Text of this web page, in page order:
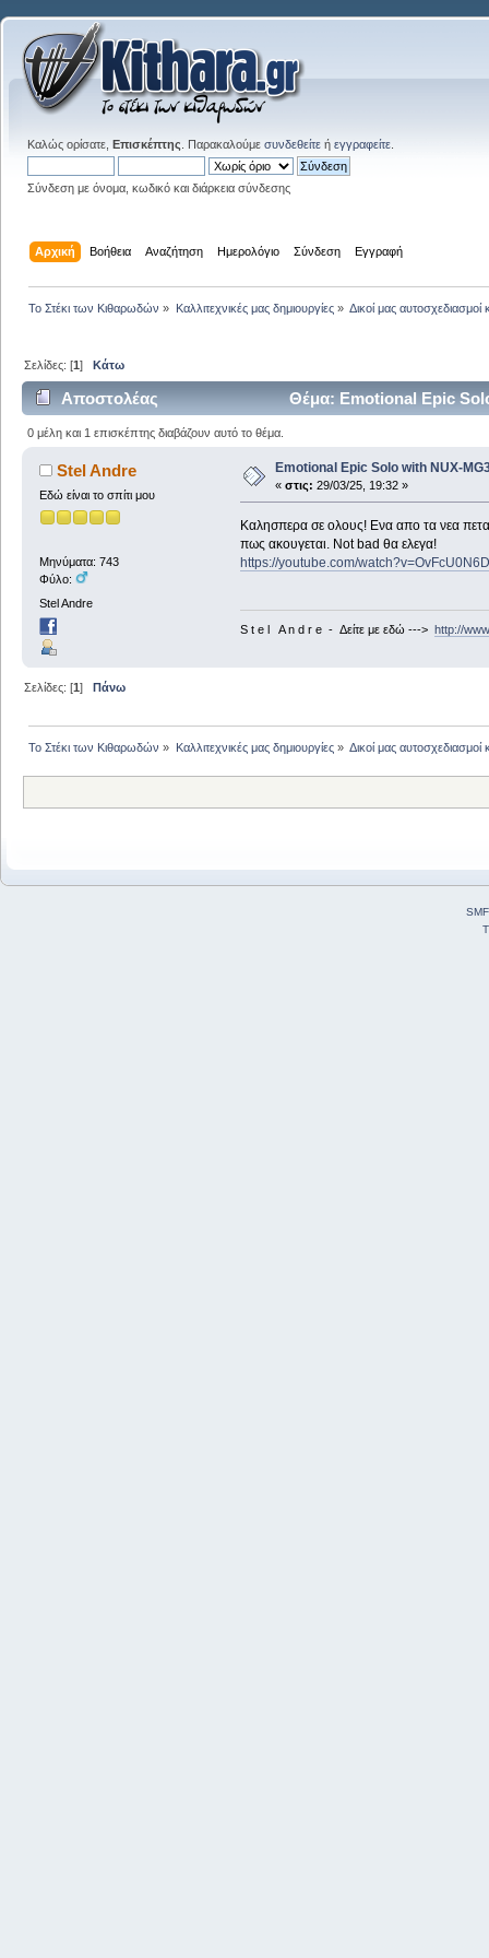
Καλώς ορίσατε, Επισκέπτης . Παρακαλούμε συνδεθείτε ή εγγραφείτε
Σύνδεση με όνομα, κωδικό και διάρκεια σύνδεσης
Αρχική Βοήθεια Αναζήτηση Ημερολόγιο Σύνδεση Εγγραφή
Το Στέκι των Κιθαρωδών » Καλλιτεχνικές μας δημιουργίες» Δικοί μας αυτοσχεδιασμοί
Σελίδες: [1]Κάτω
Αποστολέας Θέμα: Emotional Epic
0 μέλη και 1 επισκέπτης διαβάζουν αυτό το θέμα.
Stel Andre
Εδώ είναι το σπίτι μου
Μηνύματα: 743
Φύλο:
Stel Andre
Emotional Epic Solo with NUX-
« στις: 29/03/25, 19:32 »
Καλησπερα σε ολους! Ενα απο τα νεα
πως ακουγεται. Not bad θα ελεγα!
https://youtube.com/
S t e l A n d r e - Δείτε με εδώ ---> http://
Σελίδες: [1]Πάνω
Το Στέκι των Κιθαρωδών » Καλλιτεχνικές μας δημιουργίες» Δικοί μας αυτοσχεδιασμοί